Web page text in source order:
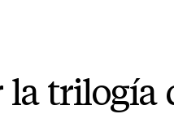
la trilogía